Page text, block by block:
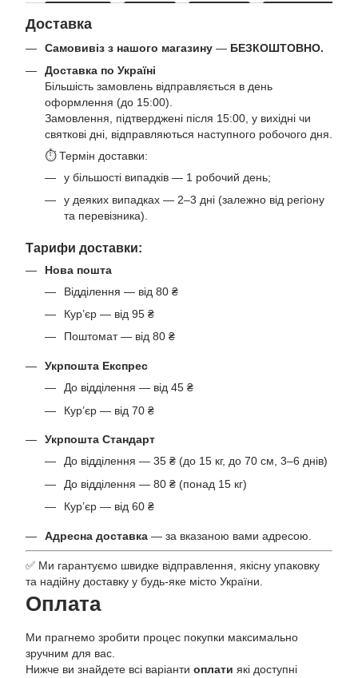
Доставка
Самовивіз з нашого магазину — БЕЗКОШТОВНО.
Доставка по Україні
Більшість замовлень відправляється в день
оформлення (до 15:00).
Замовлення, підтверджені після 15:00, у вихідні чи
святкові дні, відправляються наступного робочого дня.
⏱ Термін доставки:
у більшості випадків — 1 робочий день;
у деяких випадках — 2–3 дні (залежно від регіону
та перевізника).
Тарифи доставки:
Нова пошта
Відділення — від 80 ₴
Кур’єр — від 95 ₴
Поштомат — від 80 ₴
Укрпошта Експрес
До відділення — від 45 ₴
Кур’єр — від 70 ₴
Укрпошта Стандарт
До відділення — 35 ₴ (до 15 кг, до 70 см, 3–6 днів)
До відділення — 80 ₴ (понад 15 кг)
Кур’єр — від 60 ₴
Адресна доставка — за вказаною вами адресою.
✅ Ми гарантуємо швидке відправлення, якісну упаковку
та надійну доставку у будь-яке місто України.
Оплата
Ми прагнемо зробити процес покупки максимально
зручним для вас.
Нижче ви знайдете всі варіанти оплати які доступні